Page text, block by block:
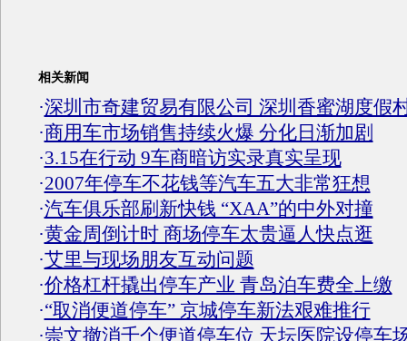
相关新闻
·深圳市奇建贸易有限公司 深圳香蜜湖度假
·商用车市场销售持续火爆 分化日渐加剧
·3.15在行动 9车商暗访实录真实呈现
·2007年停车不花钱等汽车五大非常狂想
·汽车俱乐部刷新快钱 “XAA”的中外对撞
·黄金周倒计时 商场停车太贵逼人快点逛
·艾里与现场朋友互动问题
·价格杠杆撬出停车产业 青岛泊车费全上缴
·“取消便道停车” 京城停车新法艰难推行
·崇文撤消千个便道停车位 天坛医院设停车